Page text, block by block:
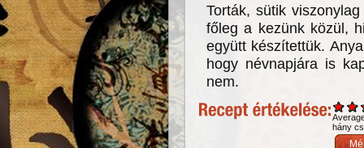
Torták, sütik
főleg a kezünk közül,
együtt készítettük.
hogy névnapjára is
nem.
hány